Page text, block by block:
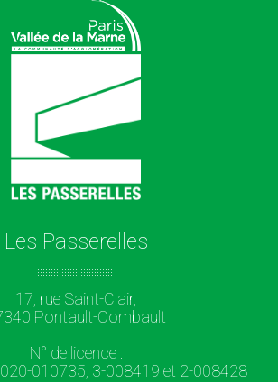
Les Passerelles
17, rue Saint-Clair,
Pontault-Combault
N° de licence :
010735, 3-008419 et 2-008428